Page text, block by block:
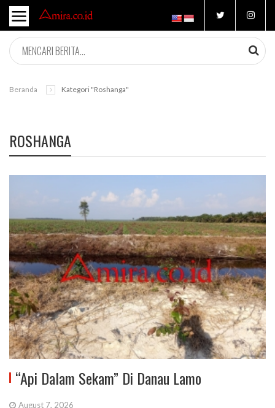
Beranda Kategori "Roshanga"
ROSHANGA
“Api Dalam Sekam” Di Danau Lamo
August 7, 2026